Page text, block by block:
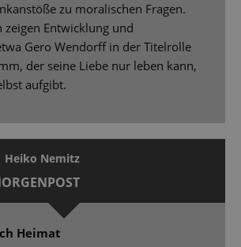
zu moralischen Fragen.
zeigen Entwicklung und
Gero Wendorff in der Titelrolle
der seine Liebe nur leben kann,
aufgibt.
Heiko Nemitz
Heimat